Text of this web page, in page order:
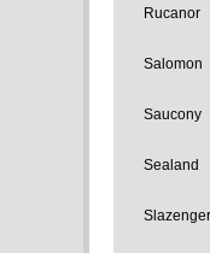
Rucanor
Salomon
Saucony
Sealand
Slazenger